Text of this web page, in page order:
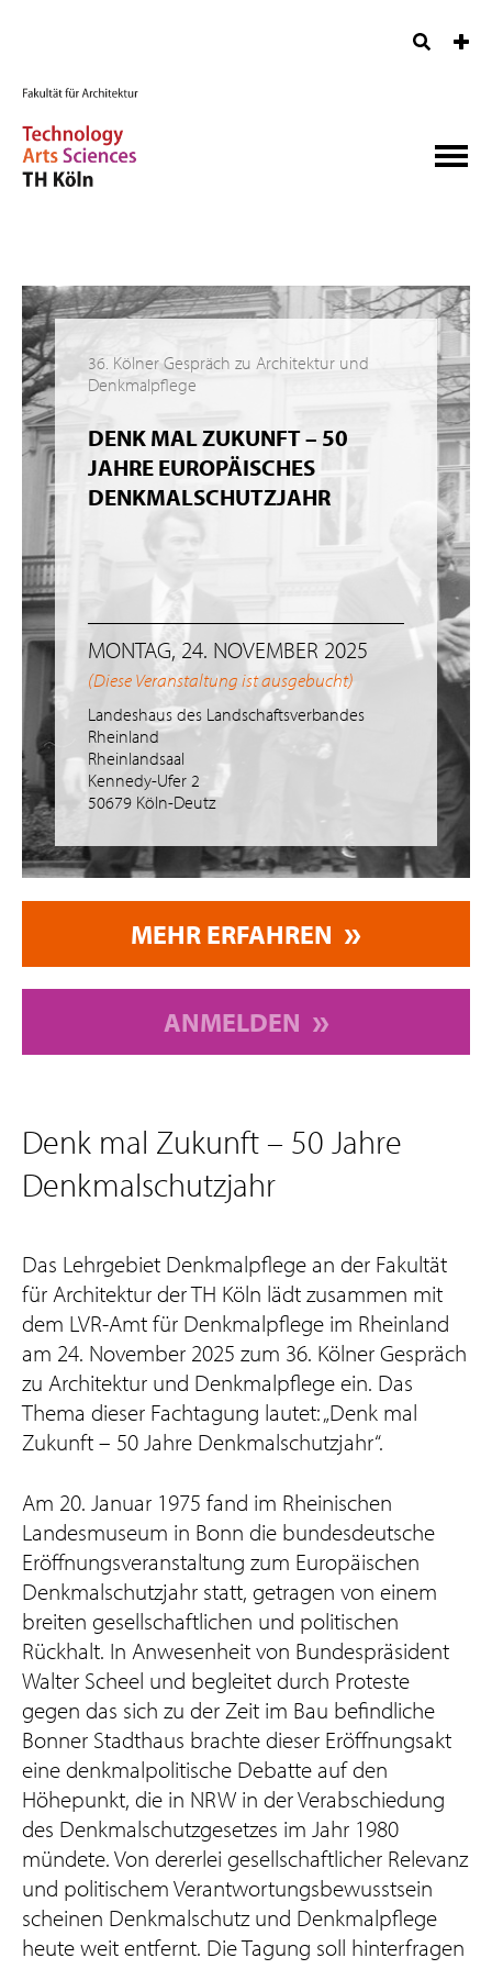
36. Kölner Gespräch zu Architektur und
Denkmalpflege
DENK MAL ZUKUNFT – 50
JAHRE EUROPÄISCHES
DENKMALSCHUTZJAHR
MONTAG, 24. NOVEMBER 2025
(Diese Veranstaltung ist ausgebucht)
Landeshaus des Landschaftsverbandes
Rheinland
Rheinlandsaal
Kennedy-Ufer 2
50679 Köln-Deutz
MEHR ERFAHREN
ANMELDEN
Denk mal Zukunft – 50 Jahre
Denkmalschutzjahr
Das Lehrgebiet Denkmalpflege an der Fakultät
für Architektur der TH Köln lädt zusammen mit
dem LVR-Amt für Denkmalpflege im Rheinland
am 24. November 2025 zum 36. Kölner Gespräch
zu Architektur und Denkmalpflege ein. Das
Thema dieser Fachtagung lautet: „Denk mal
Zukunft – 50 Jahre Denkmalschutzjahr“.
Am 20. Januar 1975 fand im Rheinischen
Landesmuseum in Bonn die bundesdeutsche
Eröffnungsveranstaltung zum Europäischen
Denkmalschutzjahr statt, getragen von einem
breiten gesellschaftlichen und politischen
Rückhalt. In Anwesenheit von Bundespräsident
Walter Scheel und begleitet durch Proteste
gegen das sich zu der Zeit im Bau befindliche
Bonner Stadthaus brachte dieser Eröffnungsakt
eine denkmalpolitische Debatte auf den
Höhepunkt, die in NRW in der Verabschiedung
des Denkmalschutzgesetzes im Jahr 1980
mündete. Von dererlei gesellschaftlicher Relevanz
und politischem Verantwortungsbewusstsein
scheinen Denkmalschutz und Denkmalpflege
heute weit entfernt. Die Tagung soll hinterfragen